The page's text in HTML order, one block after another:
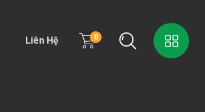
Liên Hệ 0